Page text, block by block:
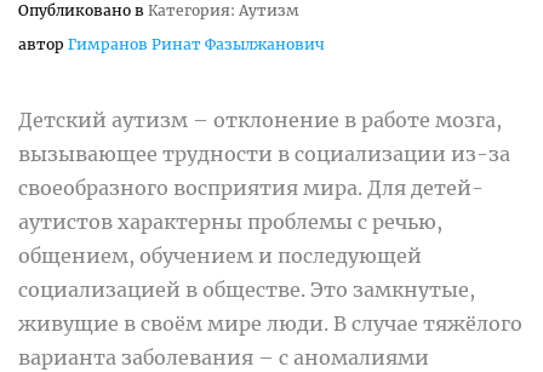
Опубликовано в Категория: Аутизм
автор Гимранов Ринат Фазылжанович
Детский аутизм – отклонение в работе мозга,
вызывающее трудности в социализации из-за
своеобразного восприятия мира. Для детей-
аутистов характерны проблемы с речью,
общением, обучением и последующей
социализацией в обществе. Это замкнутые,
живущие в своём мире люди. В случае тяжёлого
варианта заболевания – с аномалиями